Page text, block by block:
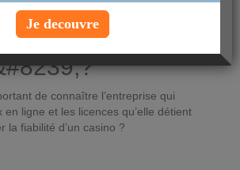
des
de connaître l’entreprise qui
en ligne et les licences qu’elle détient
la fiabilité d’un casino ?
Je decouvre